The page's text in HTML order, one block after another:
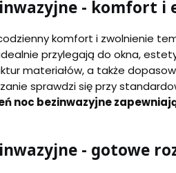
- komfort i
komfort i zwolnienie
przylegają do okna,
materiałów, a także
sprawdzi się przy
noc bezinwazyjne
- gotowe